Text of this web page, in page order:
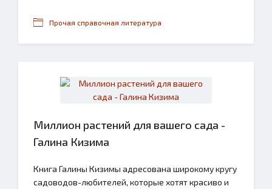
Прочая справочная литература
Миллион растений для вашего сада -
Галина Кизима
Книга Галины Кизимы адресована широкому кругу
садоводов-любителей, которые хотят красиво и